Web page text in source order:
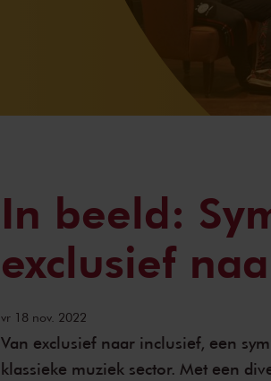
In beeld:
exclusief
vr 18 nov. 2022
Van exclusief naar inclusief, een
klassieke muziek sector. Met een